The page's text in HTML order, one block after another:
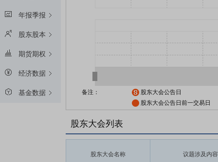
年报季报
股东股本
期货期权
经济数据
基金数据 备注：
股东大会公告日
股东大会公告日前一交易日
股东大会列表
股东大会名称 议题涉及内容